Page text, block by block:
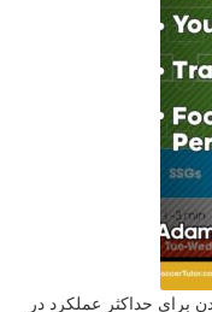
برای حداکثر عملکرد در